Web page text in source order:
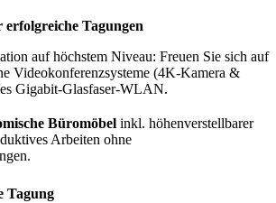
Tagungen
auf höchstem Niveau: Freuen Sie sich auf
Videokonferenzsysteme (4K-Kamera &
Gigabit-Glasfaser-WLAN.
Büromöbel inkl. höhenverstellbarer
Arbeiten ohne
Tagung